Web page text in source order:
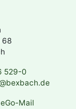
68
529-0
Mail